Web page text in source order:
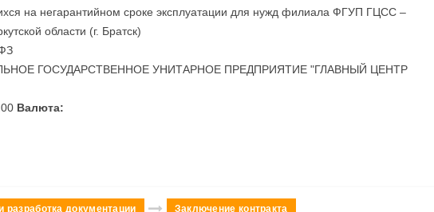
на негарантийном сроке эксплуатации для нужд филиала ФГУП ГЦСС –
области (г. Братск)
ГОСУДАРСТВЕННОЕ УНИТАРНОЕ ПРЕДПРИЯТИЕ "ГЛАВНЫЙ ЦЕНТР
Валюта:
разработка документации Заключение контракта